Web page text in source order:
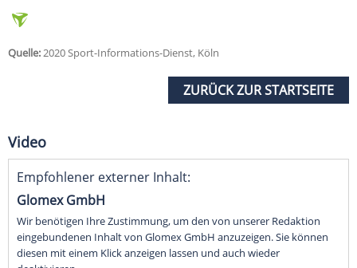
Quelle:2020 Sport-Informations-Dienst, Köln
ZURÜCK ZUR STARTSEITE
Video
Empfohlener externer Inhalt:
Glomex GmbH
Wir benötigen Ihre Zustimmung, um den von unserer Redaktion
eingebundenen Inhalt von Glomex GmbH anzuzeigen. Sie können
diesen mit einem Klick anzeigen lassen und auch wieder